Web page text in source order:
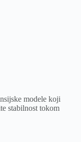
modele koji
stabilnost tokom